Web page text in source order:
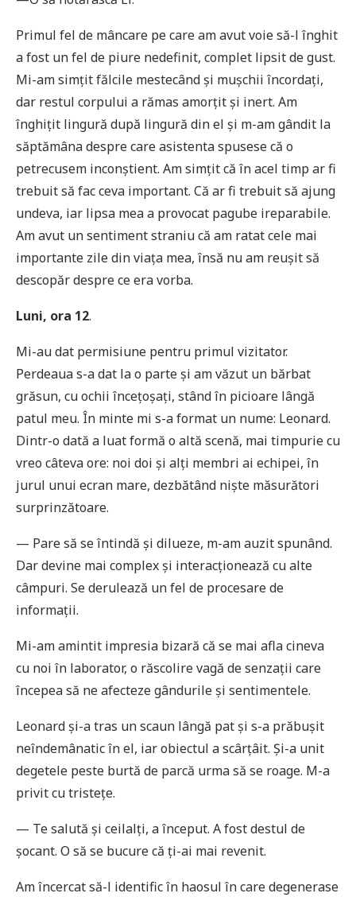
Primul fel de mâncare pe care am avut voie să-l înghit
a fost un fel de piure nedefinit, complet lipsit de gust.
Mi-am simțit fălcile mestecând și mușchii încordați,
dar restul corpului a rămas amorțit și inert. Am
înghițit lingură după lingură din el și m-am gândit la
săptămâna despre care asistenta spusese că o
petrecusem inconștient. Am simțit că în acel timp ar fi
trebuit să fac ceva important. Că ar fi trebuit să ajung
undeva, iar lipsa mea a provocat pagube ireparabile.
Am avut un sentiment straniu că am ratat cele mai
importante zile din viața mea, însă nu am reușit să
descopăr despre ce era vorba.
Luni, ora 12.
Mi-au dat permisiune pentru primul vizitator.
Perdeaua s-a dat la o parte și am văzut un bărbat
grăsun, cu ochii încețoșați, stând în picioare lângă
patul meu. În minte mi s-a format un nume: Leonard.
Dintr-o dată a luat formă o altă scenă, mai timpurie cu
vreo câteva ore: noi doi și alți membri ai echipei, în
jurul unui ecran mare, dezbătând niște măsurători
surprinzătoare.
— Pare să se întindă și dilueze, m-am auzit spunând.
Dar devine mai complex și interacționează cu alte
câmpuri. Se derulează un fel de procesare de
informații.
Mi-am amintit impresia bizară că se mai afla cineva
cu noi în laborator, o răscolire vagă de senzații care
începea să ne afecteze gândurile și sentimentele.
Leonard și-a tras un scaun lângă pat și s-a prăbușit
neîndemânatic în el, iar obiectul a scârțâit. Și-a unit
degetele peste burtă de parcă urma să se roage. M-a
privit cu tristețe.
— Te salută și ceilalți, a început. A fost destul de
șocant. O să se bucure că ți-ai mai revenit.
Am încercat să-l identific în haosul în care degenerase